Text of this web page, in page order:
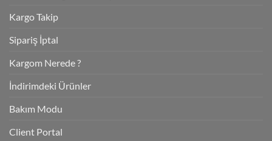
Kargo Takip
Sipariş İptal
Kargom Nerede ?
İndirimdeki Ürünler
Bakım Modu
Client Portal